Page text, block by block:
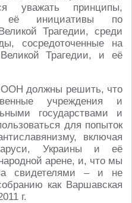
уважать принципы,
инициативы по
Трагедии, среди
сосредоточенные на
Трагедии, и её
ООН должны решить, что
учреждения и
государствами и
для попыток
включая
Украины и её
арене, и, что мы
свидетелями – и не
как Варшавская
г.